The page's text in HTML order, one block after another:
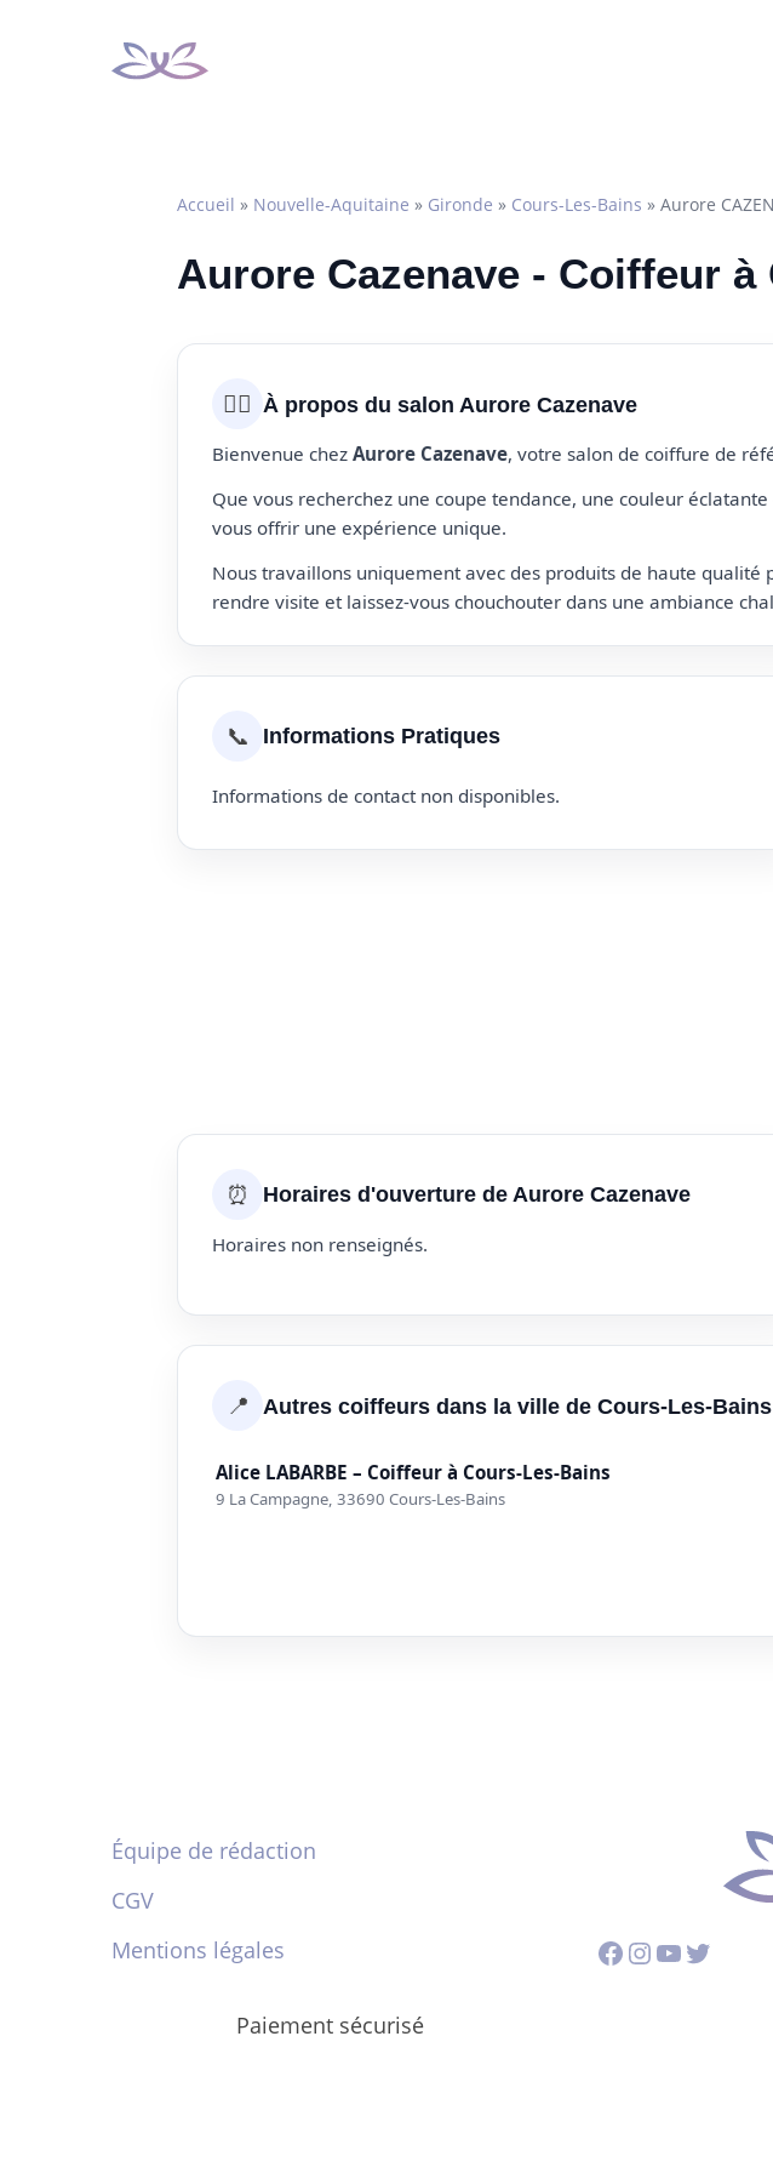
Accueil » Nouvelle-Aquitaine » Gironde » Cours-Les-Bains » Aurore
Aurore Cazenave - Coiffeur
💇‍♀️ À propos du salon Aurore Cazenave
Bienvenue chez Aurore Cazenave, votre salon de coiffure de
Que vous recherchez une coupe tendance, une couleur
vous offrir une expérience unique.
Nous travaillons uniquement avec des produits de haute
rendre visite et laissez-vous chouchouter dans une ambiance
📞 Informations Pratiques
Informations de contact non disponibles.
⏰ Horaires d'ouverture de Aurore Cazenave
Horaires non renseignés.
📍 Autres coiffeurs dans la ville de Cours-Les-Bains
Alice LABARBE – Coiffeur à Cours-Les-Bains
9 La Campagne, 33690 Cours-Les-Bains
Équipe de rédaction
CGV
Mentions légales
Paiement sécurisé
Facebook
Instagram
YouTube
Twitter